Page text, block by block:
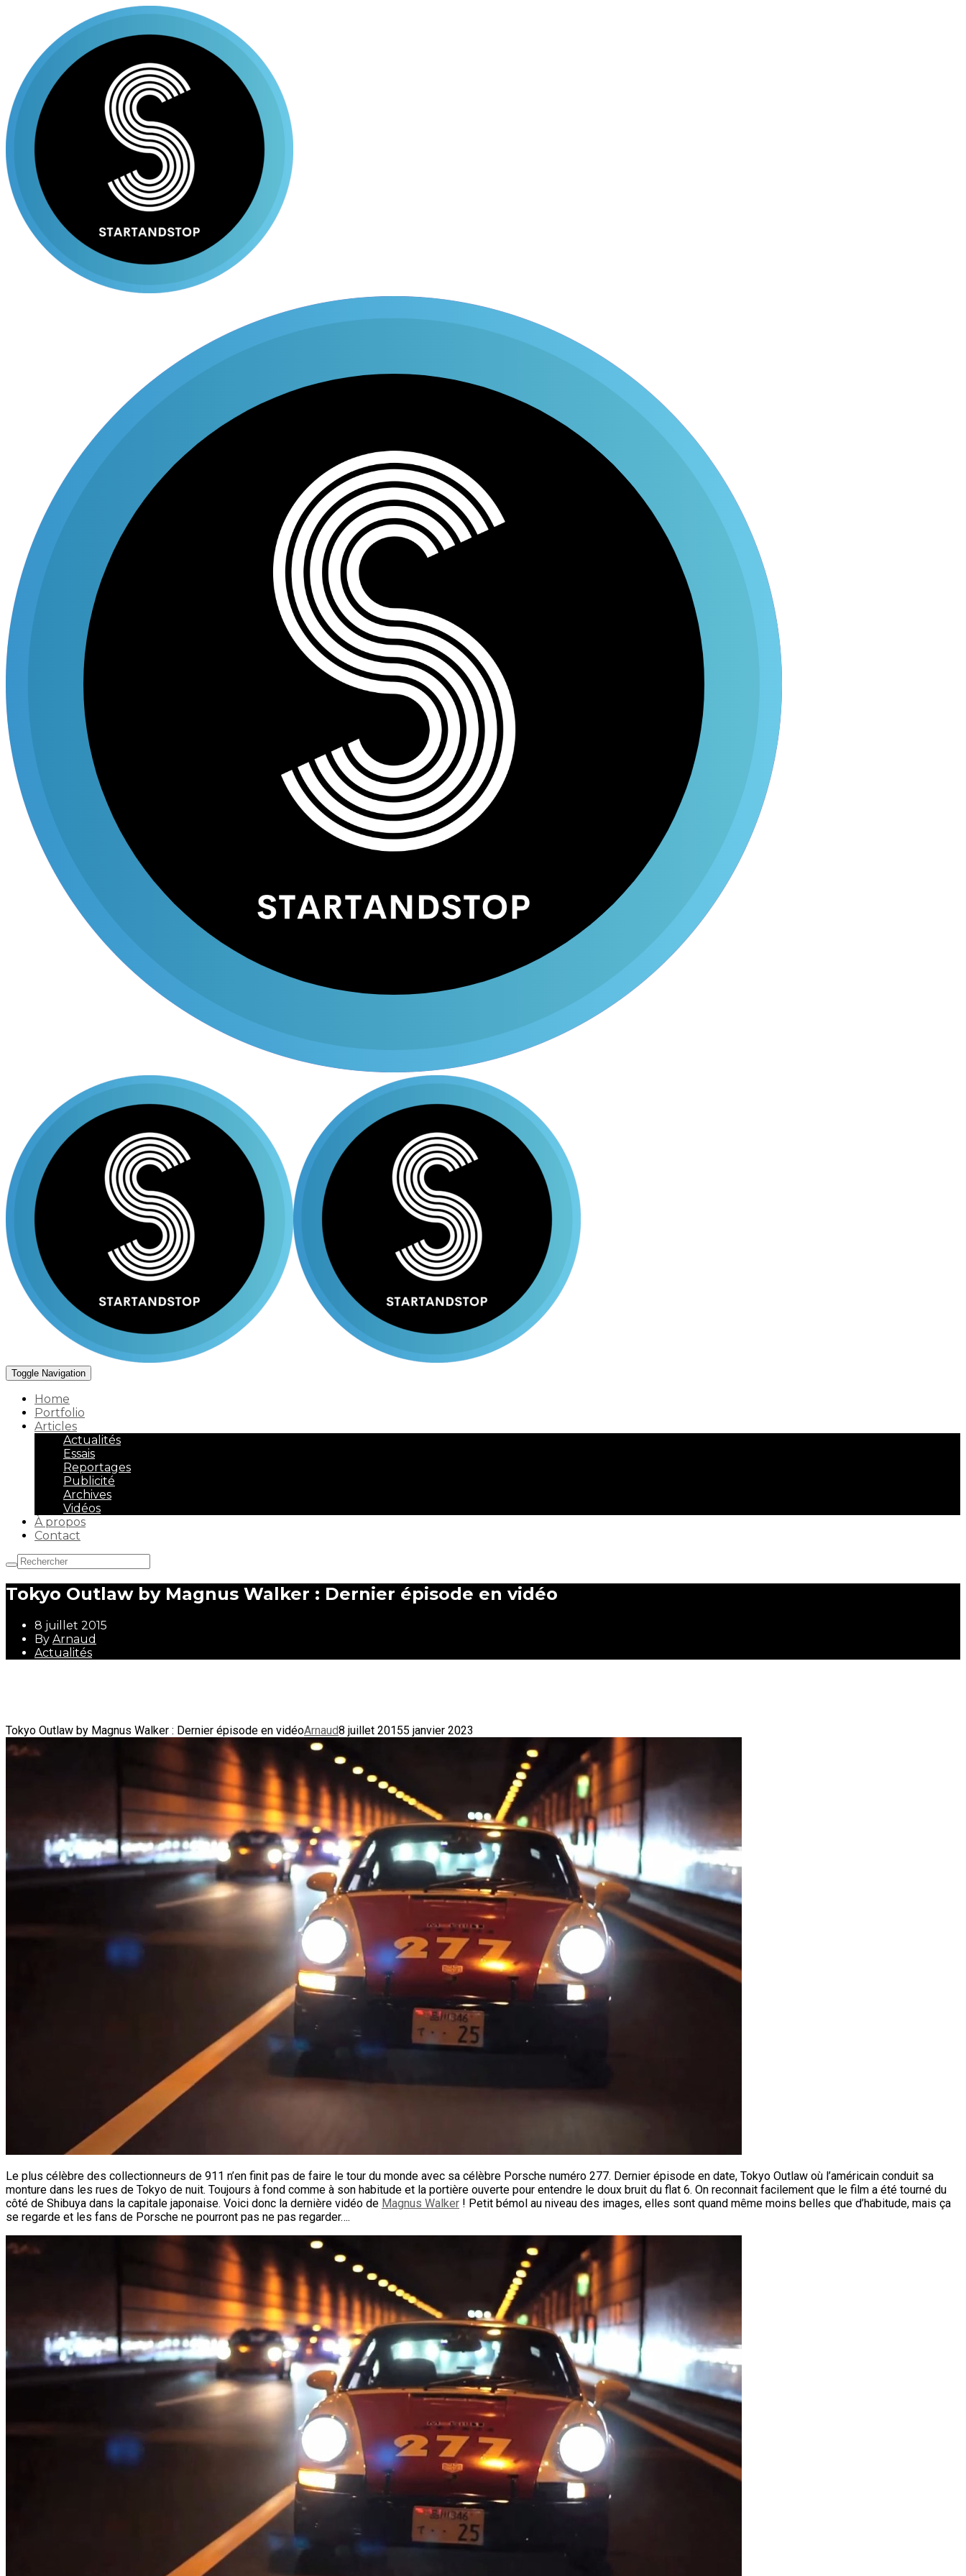
Toggle Navigation
Home
Portfolio
Articles
Actualités
Essais
Reportages
Publicité
Archives
Vidéos
À propos
Contact
Tokyo Outlaw by Magnus Walker : Dernier épisode en vidéo
8 juillet 2015
By Arnaud
Actualités
Tokyo Outlaw by Magnus Walker : Dernier épisode en vidéoArnaud8 juillet 20155 janvier 2023
Le plus célèbre des collectionneurs de 911 n’en finit pas de faire le tour du monde avec sa célèbre Porsche numéro 277. Dernier épisode en date, Tokyo Outlaw où l’américain conduit sa
monture dans les rues de Tokyo de nuit. Toujours à fond comme à son habitude et la portière ouverte pour entendre le doux bruit du flat 6. On reconnait facilement que le film a été tourné du
côté de Shibuya dans la capitale japonaise. Voici donc la dernière vidéo de Magnus Walker ! Petit bémol au niveau des images, elles sont quand même moins belles que d’habitude, mais ça
se regarde et les fans de Porsche ne pourront pas ne pas regarder….